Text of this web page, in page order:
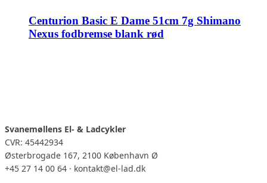
Centurion Basic E Dame 51cm 7g Shimano
Nexus fodbremse blank rød
Svanemøllens El- & Ladcykler
CVR: 45442934
Østerbrogade 167, 2100 København Ø
+45 27 14 00 64 · kontakt@el-lad.dk